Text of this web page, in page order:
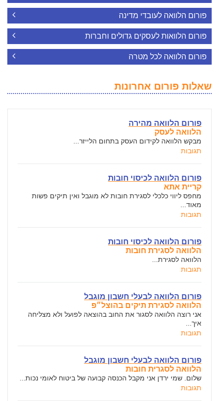
פורום הלוואה לעובדי מדינה
פורום הלוואות לעסקים גדולים וחברות
פורום הלוואה לכל מטרה
שאלות פורום אחרונות
פורום הלוואה מהירה
הלוואה לעסק
מבקש הלוואה לקידום העסק בתחום הלייזר...
תגובות
פורום הלוואה לכיסוי חובות
קריית אתא
מחפס ליווי כלכלי לסגירת חובות לא מוגבל ואין תיקים פשות
מאוד...
תגובות
פורום הלוואה לכיסוי חובות
הלוואה לסגירת חובות
הלוואה לסגירת...
תגובות
פורום הלוואה לבעלי חשבון מוגבל
הלוואה לסגירת תיקים בהוצל״פ
אני רוצה הלוואה לסגור את החוב בהוצאה לפועל ולא מצליחה
איך...
תגובות
פורום הלוואה לבעלי חשבון מוגבל
הלוואה לסגרית חובות
שלום. שמי ירדן אני מקבל הכנסה קבועה של ביטוח לאומי נכות...
תגובות